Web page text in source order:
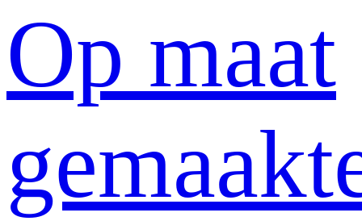
Op maat